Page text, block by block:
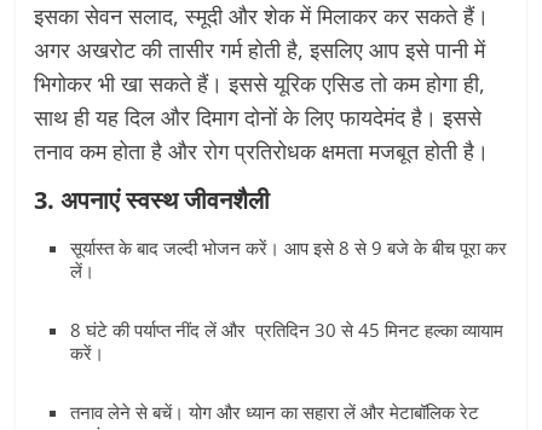
इसका सेवन सलाद, स्मूदी और शेक में मिलाकर कर सकते हैं।
अगर अखरोट की तासीर गर्म होती है, इसलिए आप इसे पानी में
भिगोकर भी खा सकते हैं। इससे यूरिक एसिड तो कम होगा ही,
साथ ही यह दिल और दिमाग दोनों के लिए फायदेमंद है। इससे
तनाव कम होता है और रोग प्रतिरोधक क्षमता मजबूत होती है।
3. अपनाएं स्वस्थ जीवनशैली
सूर्यास्त के बाद जल्दी भोजन करें। आप इसे 8 से 9 बजे के बीच पूरा कर
लें।
8 घंटे की पर्याप्त नींद लें और प्रतिदिन 30 से 45 मिनट हल्का व्यायाम
करें।
तनाव लेने से बचें। योग और ध्यान का सहारा लें और मेटाबॉलिक रेट